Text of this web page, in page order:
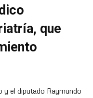
que
y el diputado Raymundo